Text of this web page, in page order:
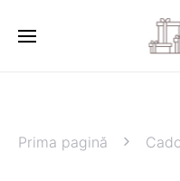
Prima pagină